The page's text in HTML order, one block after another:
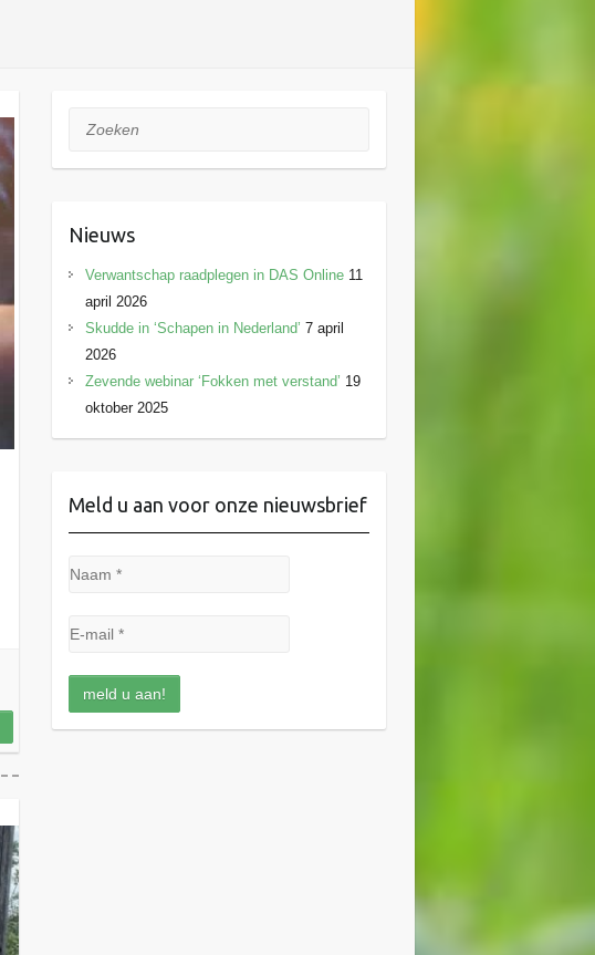
Zoeken
Nieuws
Verwantschap raadplegen in DAS Online 11
april 2026
Skudde in ‘Schapen in Nederland’ 7 april
2026
Zevende webinar ‘Fokken met verstand’ 19
oktober 2025
Meld u aan voor onze nieuwsbrief